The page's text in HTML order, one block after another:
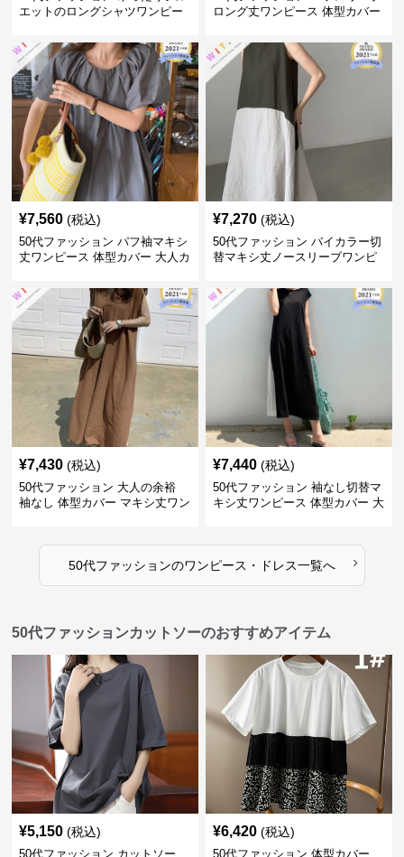
エットのロングシャツワンピー
ロング丈ワンピース 体型カバー
¥7,560 (税込)
50代ファッション パフ袖マキシ
丈ワンピース 体型カバー 大人カ
¥7,270 (税込)
50代ファッション バイカラー切
替マキシ丈ノースリーブワンピ
¥7,430 (税込)
50代ファッション 大人の余裕
袖なし 体型カバー マキシ丈ワン
¥7,440 (税込)
50代ファッション 袖なし切替マ
キシ丈ワンピース 体型カバー 大
50代ファッションのワンピース・ドレス一覧へ ›
50代ファッションカットソーのおすすめアイテム
¥5,150 (税込)
50代ファッション カットソー
¥6,420 (税込)
50代ファッション 体型カバー